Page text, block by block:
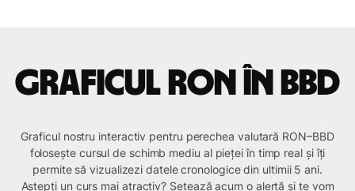
Graficul RON în BBD
Graficul nostru interactiv pentru perechea valutară RON–BBD
folosește cursul de schimb mediu al pieței în timp real și îți
permite să vizualizezi datele cronologice din ultimii 5 ani.
Aștepți un curs mai atractiv? Setează acum o alertă și te vom